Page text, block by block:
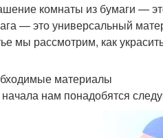
комнаты из бумаги —
— это универсальный
мы рассмотрим, как
материалы
нам понадобятся